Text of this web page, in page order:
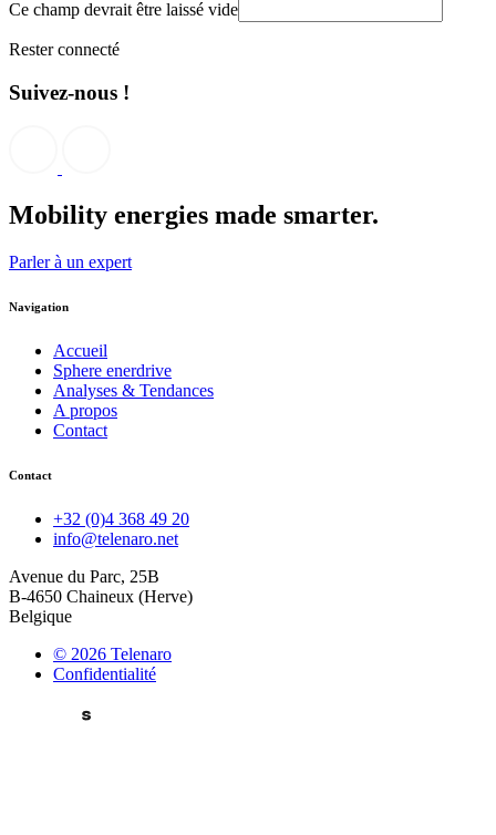
Ce champ devrait être laissé vide
Rester connecté
Suivez-nous !
Mobility energies made smarter.
Parler à un expert
Navigation
Accueil
Sphere enerdrive
Analyses & Tendances
A propos
Contact
Contact
+32 (0)4 368 49 20
info@telenaro.net
Avenue du Parc, 25B
B-4650 Chaineux (Herve)
Belgique
© 2026 Telenaro
Confidentialité